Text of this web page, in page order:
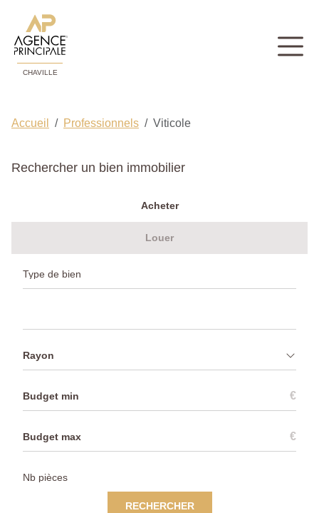
CHAVILLE
Accueil Professionnels Viticole
Rechercher un bien immobilier
Acheter
Louer
Rayon
€
€
RECHERCHER